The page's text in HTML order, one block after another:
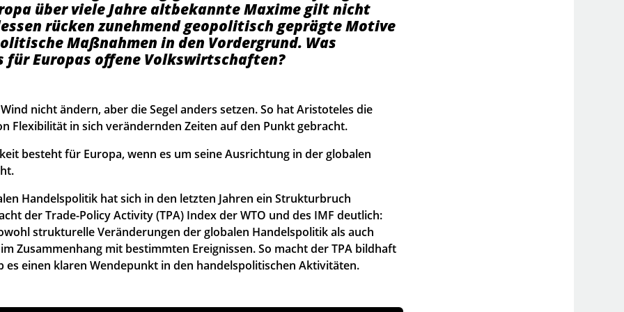
über viele Jahre altbekannte Maxime gilt nicht
rücken zunehmend geopolitisch geprägte Motive
Maßnahmen in den Vordergrund. Was
für Europas offene Volkswirtschaften?
nicht ändern, aber die Segel anders setzen. So hat Aristoteles die
Flexibilität in sich verändernden Zeiten auf den Punkt gebracht.
besteht für Europa, wenn es um seine Ausrichtung in der globalen
Handelspolitik hat sich in den letzten Jahren ein Strukturbruch
der Trade-Policy Activity (TPA) Index der WTO und des IMF deutlich:
strukturelle Veränderungen der globalen Handelspolitik als auch
Zusammenhang mit bestimmten Ereignissen. So macht der TPA bildhaft
es einen klaren Wendepunkt in den handelspolitischen Aktivitäten.